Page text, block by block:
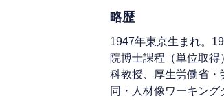
略歴
1947年東京生まれ。
院博士課程（単位取
科教授、厚生労働省・
同・人材像ワーキン